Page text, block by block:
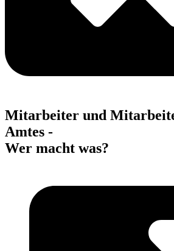
Mitarbeiter und
Amtes -
Wer macht was?